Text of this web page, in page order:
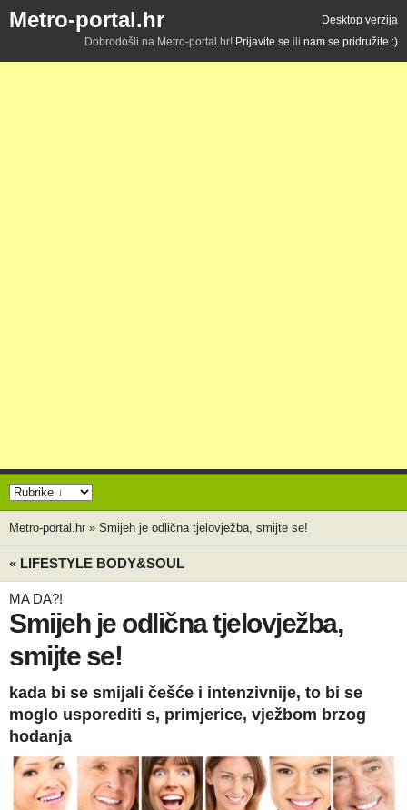
Metro-portal.hr
Desktop verzija
Dobrodošli na Metro-portal.hr! Prijavite se ili nam se pridružite :)
Metro-portal.hr » Smijeh je odlična tjelovježba, smijte se!
« LIFESTYLE BODY&SOUL
MA DA?!
Smijeh je odlična tjelovježba,
smijte se!
kada bi se smijali češće i intenzivnije, to bi se
moglo usporediti s, primjerice, vježbom brzog
hodanja